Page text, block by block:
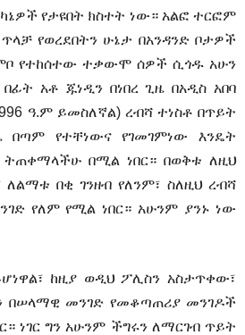
የታዩበት ክስተት ነው። አልፎ ተርፎም
የወረደበትን ሁኔታ በአንዳንድ ቦታዎች
የተከሰተው ተቃውሞ ሰዎች ሲጎዱ አሁን
አቶ ጁነዲን በነበረ ጊዜ በአዲስ አበባ
ዓ.ም ይመስለኛል) ረብሻ ተነስቶ በጥይት
የተቸነውና የገመገምነው እንዴት
በሚል ነበር። በወቅቱ ለዚህ
በቂ ገንዘብ የለንም፣ ስለዚህ ረብሻ
የለም የሚል ነበር። አሁንም ያንኑ ነው
ከዚያ ወዲህ ፖሊስን አስታጥቀው፣
በሠላማዊ መንገድ የመቆጣጠሪያ መንገዶች
ነገር ግን አሁንም ችግሩን ለማርገብ ጥይት